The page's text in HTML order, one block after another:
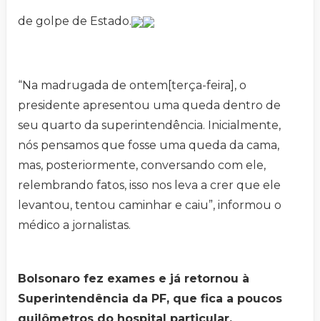
de golpe de Estado.
“Na madrugada de ontem[terça-feira], o
presidente apresentou uma queda dentro de
seu quarto da superintendência. Inicialmente,
nós pensamos que fosse uma queda da cama,
mas, posteriormente, conversando com ele,
relembrando fatos, isso nos leva a crer que ele
levantou, tentou caminhar e caiu”, informou o
médico a jornalistas.
Bolsonaro fez exames e já retornou à
Superintendência da PF, que fica a poucos